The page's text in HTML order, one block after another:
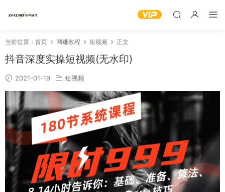
当前位置： 首页 网赚教程 短视频 正文
抖音深度实操短视频(无水印)
2021-01-19 短视频